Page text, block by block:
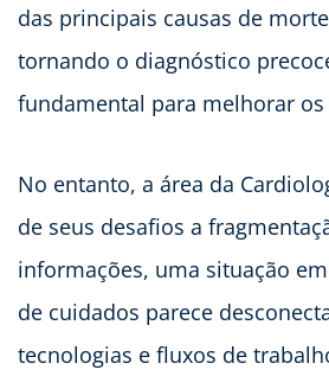
das principais causas de
tornando o diagnóstico
fundamental para melhorar os
No entanto, a área da
de seus desafios a
informações, uma situação
de cuidados parece
tecnologias e fluxos de